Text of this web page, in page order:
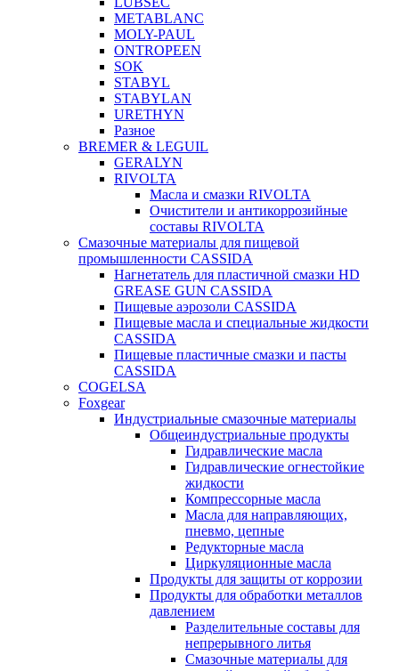
METABLANC
MOLY-PAUL
ONTROPEEN
SOK
STABYL
STABYLAN
URETHYN
Разное
BREMER & LEGUIL
GERALYN
RIVOLTA
Масла и смазки RIVOLTA
Очистители и антикоррозийные
составы RIVOLTA
Смазочные материалы для пищевой
промышленности CASSIDA
Нагнетатель для пластичной смазки HD
GREASE GUN CASSIDA
Пищевые аэрозоли CASSIDA
Пищевые масла и специальные жидкости
CASSIDA
Пищевые пластичные смазки и пасты
CASSIDA
COGELSA
Foxgear
Индустриальные смазочные материалы
Общеиндустриальные продукты
Гидравлические масла
Гидравлические огнестойкие
жидкости
Компрессорные масла
Масла для направляющих,
пневмо, цепные
Редукторные масла
Циркуляционные масла
Продукты для защиты от коррозии
Продукты для обработки металлов
давлением
Разделительные составы для
непрерывного литья
Смазочные материалы для